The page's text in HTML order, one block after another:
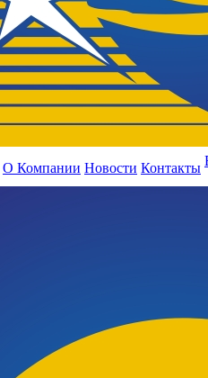
О Компании Новости Контакты